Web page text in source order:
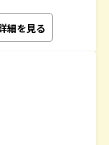
細を見る